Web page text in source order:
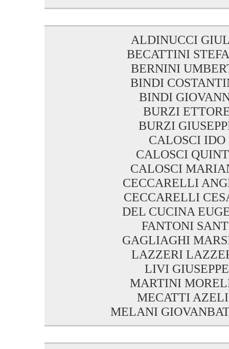
ALDINUCCI
BECATTINI
BERNINI
BINDI
BINDI
BURZI
BURZI
CALOSCI IDO
CALOSCI
CALOSCI
CECCARELLI
CECCARELLI
DEL CUCINA
FANTONI
GAGLIAGHI
LAZZERI
LIVI GIUSEPPE
MARTINI
MECATTI
MELANI